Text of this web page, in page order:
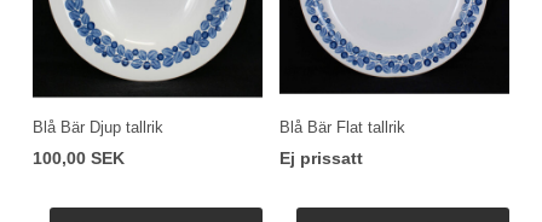
Blå Bär Djup tallrik
100,00 SEK
Blå Bär Flat tallrik
Ej prissatt